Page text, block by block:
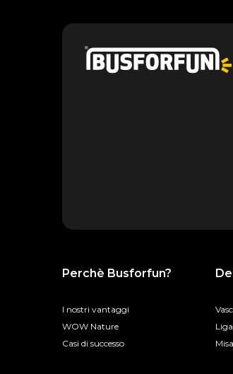
Perchè Busforfun?
I nostri vantaggi
WOW Nature
Casi di successo